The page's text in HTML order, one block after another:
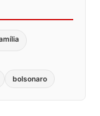
bolsonaro